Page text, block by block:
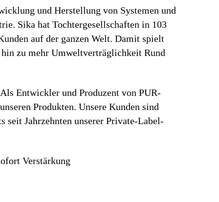
und Herstellung von Systemen und
Sika hat Tochtergesellschaften in 103
auf der ganzen Welt. Damit spielt
zu mehr Umweltverträglichkeit Rund
Entwickler und Produzent von PUR-
Produkten. Unsere Kunden sind
seit Jahrzehnten unserer Private-Label-
Verstärkung